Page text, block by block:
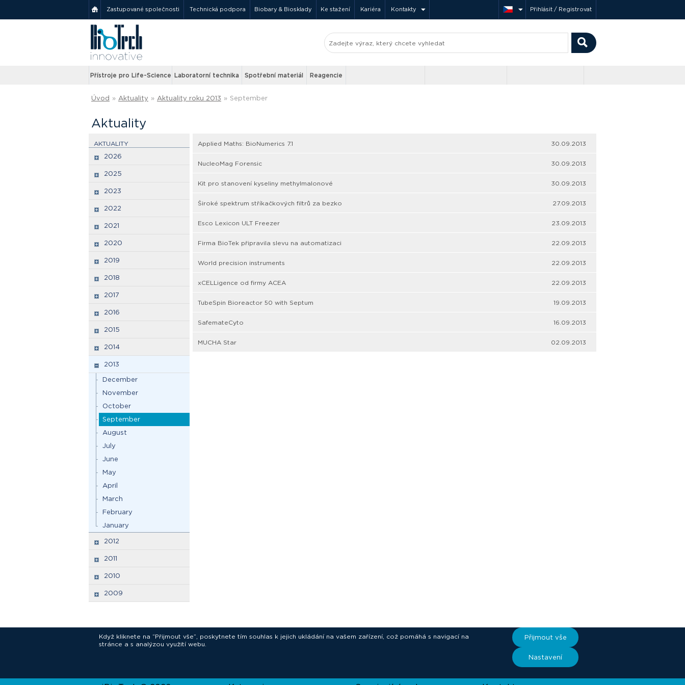
Zastupované společnosti Technická podpora Biobary & Biosklady Ke stažení Kariéra Kontakty Přihlásit / Registrovat
Přístroje pro Life-Science Laboratorní technika Spotřební materiál Reagencie
Úvod » Aktuality » Aktuality roku 2013 » September
Aktuality
AKTUALITY
2026
2025
2023
2022
2021
2020
2019
2018
2017
2016
2015
2014
2013
December
November
October
September
August
July
June
May
April
March
February
January
2012
2011
2010
2009
Applied Maths: BioNumerics 7.1 30.09.2013
NucleoMag Forensic 30.09.2013
Kit pro stanovení kyseliny methylmalonové 30.09.2013
Široké spektrum stříkačkových filtrů za bezko 27.09.2013
Esco Lexicon ULT Freezer 23.09.2013
Firma BioTek připravila slevu na automatizaci 22.09.2013
World precision instruments 22.09.2013
xCELLigence od firmy ACEA 22.09.2013
TubeSpin Bioreactor 50 with Septum 19.09.2013
SafemateCyto 16.09.2013
MUCHA Star 02.09.2013
Když kliknete na “Přijmout vše”, poskytnete tím souhlas k jejich ukládání na vašem zařízení, což pomáhá s navigací na
stránce a s analýzou využití webu.
Přijmout vše
Nastavení